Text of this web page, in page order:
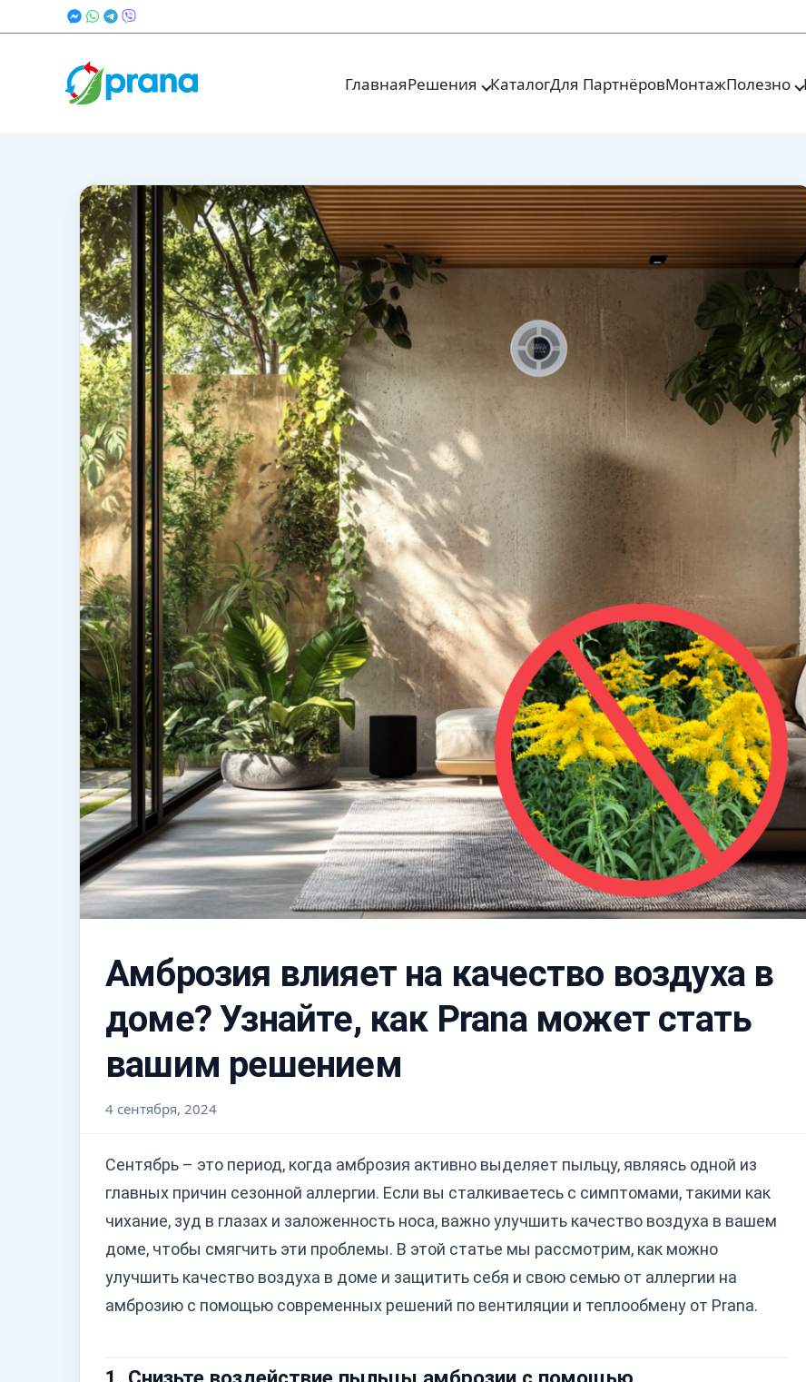
ГлавнаяРешения КаталогДля ПартнёровМонтажПолезно
Амброзия влияет на качество воздуха в
доме? Узнайте, как Prana может стать
вашим решением
4 сентября, 2024
Сентябрь – это период, когда амброзия активно выделяет пыльцу, являясь одной из
главных причин сезонной аллергии. Если вы сталкиваетесь с симптомами, такими как
чихание, зуд в глазах и заложенность носа, важно улучшить качество воздуха в вашем
доме, чтобы смягчить эти проблемы. В этой статье мы рассмотрим, как можно
улучшить качество воздуха в доме и защитить себя и свою семью от аллергии на
амброзию с помощью современных решений по вентиляции и теплообмену от Prana.